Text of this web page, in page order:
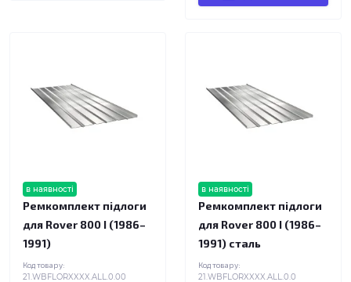
в наявності
Ремкомплект підлоги
для Rover 800 I (1986–
1991)
Код товару:
21.WBFLORXXXX.ALL.0.00
в наявності
Ремкомплект підлоги
для Rover 800 I (1986–
1991) сталь
Код товару:
21.WBFLORXXXX.ALL.0.0